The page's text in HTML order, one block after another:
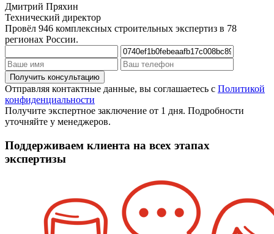
Дмитрий Пряхин
Технический директор
Провёл 946 комплексных строительных экспертиз в 78
регионах России.
Отправляя контактные данные, вы соглашаетесь с Политикой
конфиденциальности
Получите экспертное заключение от 1 дня. Подробности
уточняйте у менеджеров.
Поддерживаем клиента на всех этапах
экспертизы